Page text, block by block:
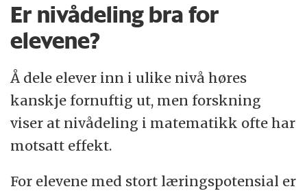
Er nivådeling bra for
elevene?
Å dele elever inn i ulike nivå høres
kanskje fornuftig ut, men forskning
viser at nivådeling i matematikk ofte har
motsatt effekt.
For elevene med stort læringspotensial er